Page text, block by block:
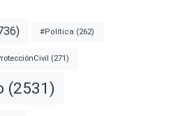
#Política (262)
(271)
(2531)